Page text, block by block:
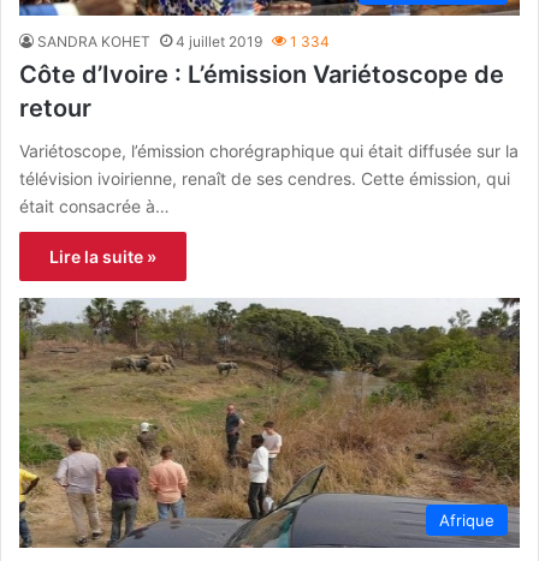
SANDRA KOHET 4 juillet 2019 1 334
Côte d’Ivoire : L’émission Variétoscope de
retour
Variétoscope, l’émission chorégraphique qui était diffusée sur la
télévision ivoirienne, renaît de ses cendres. Cette émission, qui
était consacrée à…
Lire la suite »
Afrique